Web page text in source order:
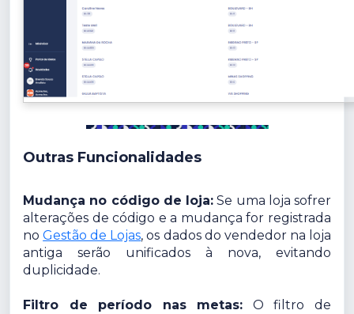
Outras Funcionalidades
Mudança no código de loja: Se uma loja sofrer
alterações de código e a mudança for registrada
noGestão de Lojas, os dados do vendedor na loja
antiga serão unificados à nova, evitando
duplicidade.
Filtro de período nas metas: O filtro de